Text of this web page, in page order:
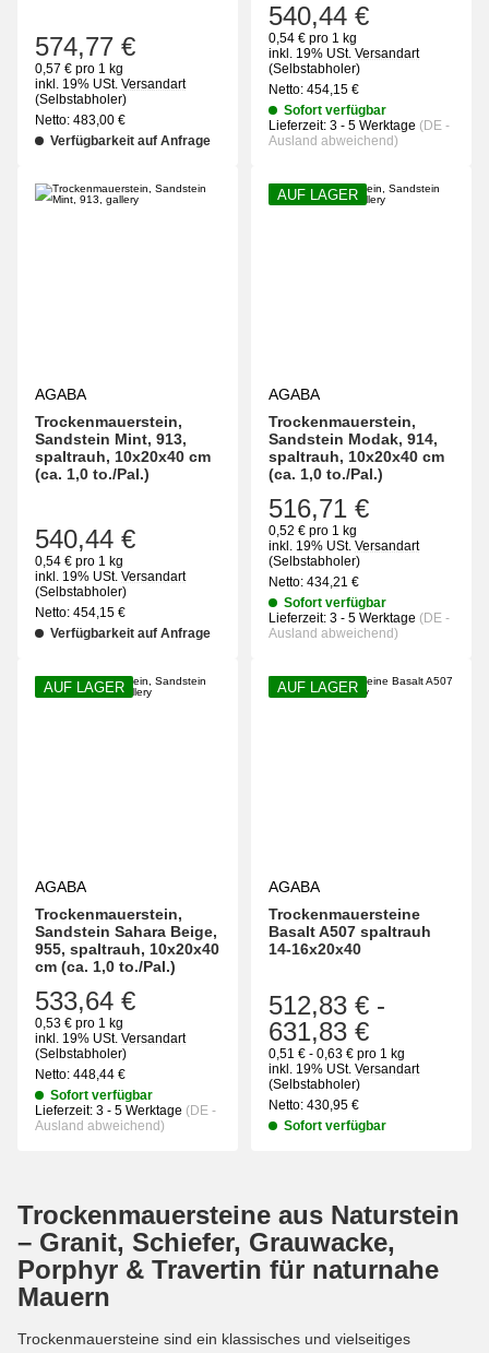
574,77 €
0,57 € pro 1 kg
inkl. 19% USt. Versandart
(Selbstabholer)
Netto: 483,00 €
Verfügbarkeit auf Anfrage
540,44 €
0,54 € pro 1 kg
inkl. 19% USt. Versandart
(Selbstabholer)
Netto: 454,15 €
Sofort verfügbar
Lieferzeit: 3 - 5 Werktage (DE -
Ausland abweichend)
AGABA
Trockenmauerstein,
Sandstein Mint, 913,
spaltrauh, 10x20x40 cm
(ca. 1,0 to./Pal.)
540,44 €
0,54 € pro 1 kg
inkl. 19% USt. Versandart
(Selbstabholer)
Netto: 454,15 €
Verfügbarkeit auf Anfrage
AUF LAGER
AGABA
Trockenmauerstein,
Sandstein Modak, 914,
spaltrauh, 10x20x40 cm
(ca. 1,0 to./Pal.)
516,71 €
0,52 € pro 1 kg
inkl. 19% USt. Versandart
(Selbstabholer)
Netto: 434,21 €
Sofort verfügbar
Lieferzeit: 3 - 5 Werktage (DE -
Ausland abweichend)
AUF LAGER
AGABA
Trockenmauerstein,
Sandstein Sahara Beige,
955, spaltrauh, 10x20x40
cm (ca. 1,0 to./Pal.)
533,64 €
0,53 € pro 1 kg
inkl. 19% USt. Versandart
(Selbstabholer)
Netto: 448,44 €
Sofort verfügbar
Lieferzeit: 3 - 5 Werktage (DE -
Ausland abweichend)
AUF LAGER
AGABA
Trockenmauersteine
Basalt A507 spaltrauh
14-16x20x40
512,83 € -
631,83 €
0,51 € - 0,63 € pro 1 kg
inkl. 19% USt. Versandart
(Selbstabholer)
Netto: 430,95 €
Sofort verfügbar
Trockenmauersteine aus Naturstein
– Granit, Schiefer, Grauwacke,
Porphyr & Travertin für naturnahe
Mauern
Trockenmauersteine sind ein klassisches und vielseitiges